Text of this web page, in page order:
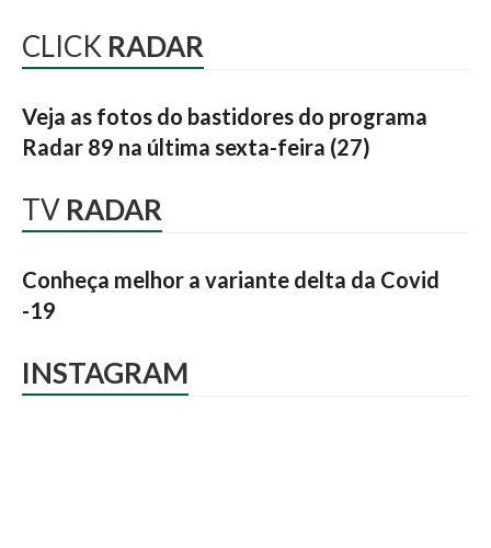
CLICK RADAR
Veja as fotos do bastidores do programa
Radar 89 na última sexta-feira (27)
TV RADAR
Conheça melhor a variante delta da Covid
-19
INSTAGRAM